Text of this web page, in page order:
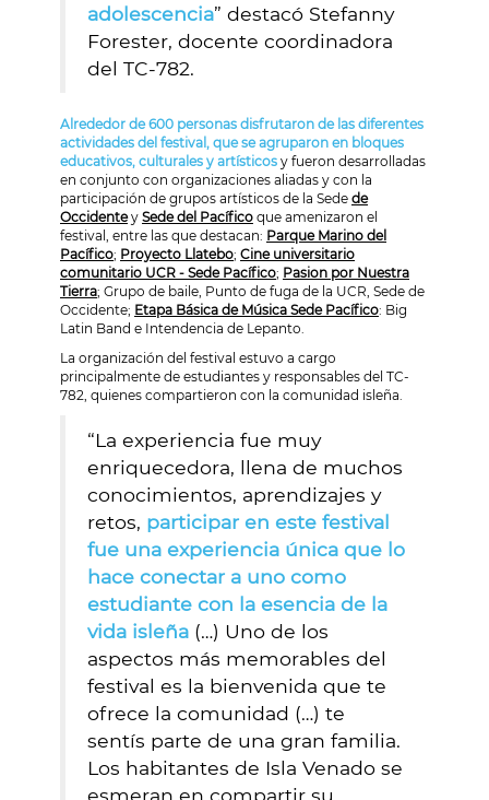
adolescencia” destacó Stefanny
Forester, docente coordinadora
del TC-782.
Alrededor de 600 personas disfrutaron de las diferentes
actividades del festival, que se agruparon en bloques
educativos, culturales y artísticos y fueron desarrolladas
en conjunto con organizaciones aliadas y con la
participación de grupos artísticos de la Sede de
Occidentey Sede del Pacífico que amenizaron el
festival, entre las que destacan: Parque Marino del
Pacífico; Proyecto Llatebo; Cine universitario
comunitario UCR - Sede Pacífico; Pasion por Nuestra
Tierra; Grupo de baile, Punto de fuga de la UCR, Sede de
Occidente; Etapa Básica de Música Sede Pacífico: Big
Latin Band e Intendencia de Lepanto.
La organización del festival estuvo a cargo
principalmente de estudiantes y responsables del TC-
782, quienes compartieron con la comunidad isleña.
“La experiencia fue muy
enriquecedora, llena de muchos
conocimientos, aprendizajes y
retos, participar en este festival
fue una experiencia única que lo
hace conectar a uno como
estudiante con la esencia de la
vida isleña (…) Uno de los
aspectos más memorables del
festival es la bienvenida que te
ofrece la comunidad (…) te
sentís parte de una gran familia.
Los habitantes de Isla Venado se
esmeran en compartir su